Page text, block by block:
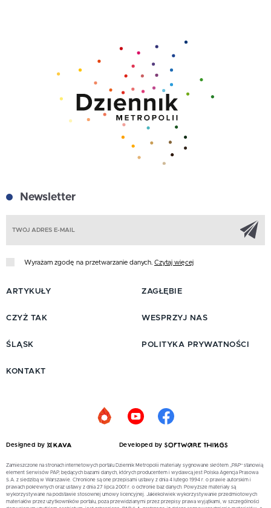
Newsletter
Wyrażam zgodę na przetwarzanie danych. Czytaj więcej
ARTYKUŁY
CZYŻ TAK
ŚLĄSK
ZAGŁĘBIE
WESPRZYJ NAS
POLITYKA PRYWATNOŚCI
KONTAKT
Designed by Developed by
Zamieszczone na stronach internetowych portalu Dziennik Metropolii materiały sygnowane skrótem „PAP” stanowią
element Serwisów PAP, będących bazami danych, których producentem i wydawcą jest Polska Agencja Prasowa
S.A. z siedzibą w Warszawie. Chronione są one przepisami ustawy z dnia 4 lutego 1994 r. o prawie autorskim i
prawach pokrewnych oraz ustawy z dnia 27 lipca 2001 r. o ochronie baz danych. Powyższe materiały są
wykorzystywane na podstawie stosownej umowy licencyjnej. Jakiekolwiek wykorzystywanie przedmiotowych
materiałów przez użytkowników portalu, poza przewidzianymi przez przepisy prawa wyjątkami, w szczególności